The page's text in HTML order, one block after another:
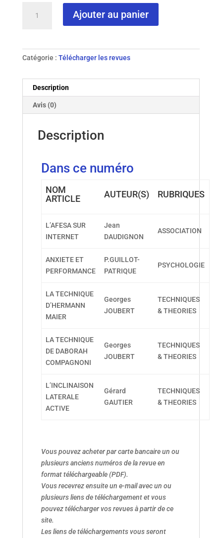
Ajouter au panier
Catégorie : Télécharger les revues
Description
Avis (0)
Description
Dans ce numéro
NOM
ARTICLE
AUTEUR(S) RUBRIQUES
L’AFESA SUR
INTERNET
Jean
DAUDIGNON
ASSOCIATION
ANXIETE ET
PERFORMANCE
P.GUILLOT-
PATRIQUE
PSYCHOLOGIE
LA TECHNIQUE
D’HERMANN
MAIER
Georges
JOUBERT
TECHNIQUES
& THEORIES
LA TECHNIQUE
DE DABORAH
COMPAGNONI
Georges
JOUBERT
TECHNIQUES
& THEORIES
L’INCLINAISON
LATERALE
ACTIVE
Gérard
GAUTIER
TECHNIQUES
& THEORIES
Vous pouvez acheter par carte bancaire un ou
plusieurs anciens numéros de la revue en
format téléchargeable (PDF).
Vous recevrez ensuite un e-mail avec un ou
plusieurs liens de téléchargement et vous
pouvez télécharger vos revues à partir de ce
site.
Les liens de téléchargements vous seront